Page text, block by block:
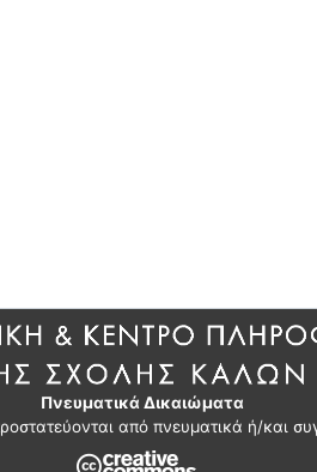
Πνευματικά Δικαιώματα
από πνευματικά ή/και